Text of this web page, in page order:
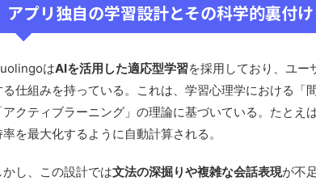
アプリ独自の学習設計とその科学的裏付け
はAIを活用した適応型学習を採用しており、ユー
る仕組みを持っている。これは、学習心理学における「
アクティブラーニング」の理論に基づいている。たと
率を最大化するように自動計算される。
かし、この設計では文法の深掘りや複雑な会話表現が不